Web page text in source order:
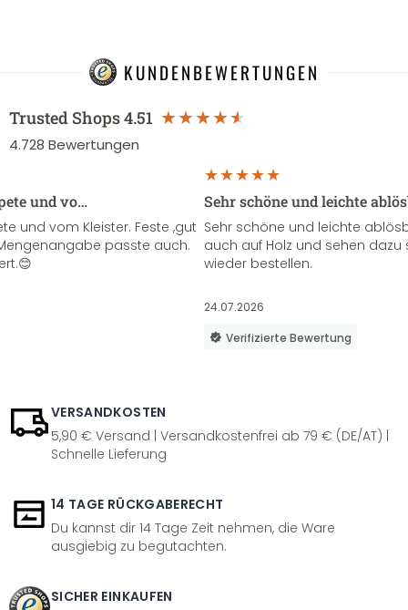
KUNDENBEWERTUNGEN
Trusted Shops4.51
4.728 Bewertungen
und vo…
und vom Kleister. Feste ,gut
passte auch.
Sehr schöne und leichte
Sehr schöne und leichte
auch auf Holz und sehen
wieder bestellen.
24.07.2026
Verifizierte Bewertung
VERSANDKOSTEN
5,90 € Versand | Versandkostenfrei ab 79 € (DE/AT) |
Schnelle Lieferung
14 TAGE RÜCKGABERECHT
Du kannst dir 14 Tage Zeit nehmen, die Ware
ausgiebig zu begutachten.
SICHER EINKAUFEN